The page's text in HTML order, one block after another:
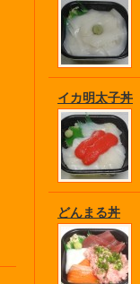
イカ明太子丼
どんまる丼